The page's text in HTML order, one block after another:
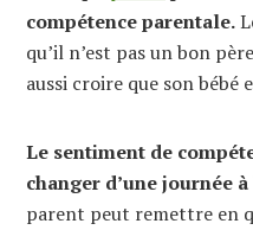
compétence parentale.
qu’il n’est pas un bon
aussi croire que son bébé
Le sentiment de
changer d’une journée
parent peut remettre en